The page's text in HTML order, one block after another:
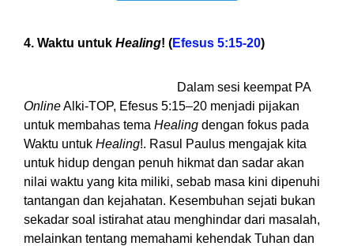
4. Waktu untuk Healing! (Efesus 5:15-20)
Dalam sesi keempat PA
OnlineAlki-TOP, Efesus 5:15–20 menjadi pijakan
untuk membahas tema Healing dengan fokus pada
Waktu untuk Healing!. Rasul Paulus mengajak kita
untuk hidup dengan penuh hikmat dan sadar akan
nilai waktu yang kita miliki, sebab masa kini dipenuhi
tantangan dan kejahatan. Kesembuhan sejati bukan
sekadar soal istirahat atau menghindar dari masalah,
melainkan tentang memahami kehendak Tuhan dan